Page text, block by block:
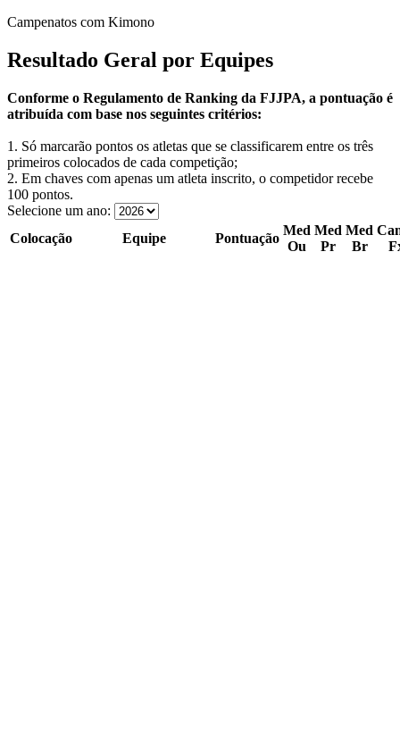
Campenatos com Kimono
Resultado Geral por Equipes
Conforme o Regulamento de Ranking da FJJPA, a pontuação é
atribuída com base nos seguintes critérios:
1. Só marcarão pontos os atletas que se classificarem entre os três
primeiros colocados de cada competição;
2. Em chaves com apenas um atleta inscrito, o competidor recebe
100 pontos.
Selecione um ano:
Colocação
Equipe Pontuação
Med
Ou
Med
Pr
Med
Br